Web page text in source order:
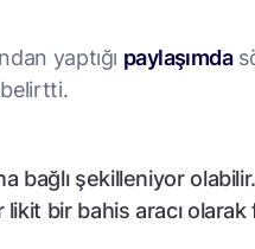
yaptığı paylaşımda
bağlı şekilleniyor
likit bir bahis aracı olarak